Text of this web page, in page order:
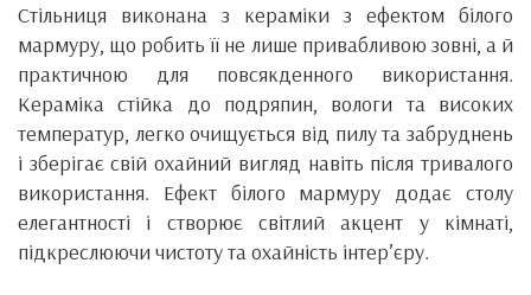
Стільниця виконана з кераміки з ефектом білого
мармуру, що робить її не лише привабливою зовні, а й
практичною для повсякденного використання.
Кераміка стійка до подряпин, вологи та високих
температур, легко очищується від пилу та забруднень
і зберігає свій охайний вигляд навіть після тривалого
використання. Ефект білого мармуру додає столу
елегантності і створює світлий акцент у кімнаті,
підкреслюючи чистоту та охайність інтер’єру.